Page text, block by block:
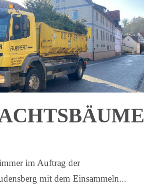
im Auftrag der
mit dem Einsammeln...